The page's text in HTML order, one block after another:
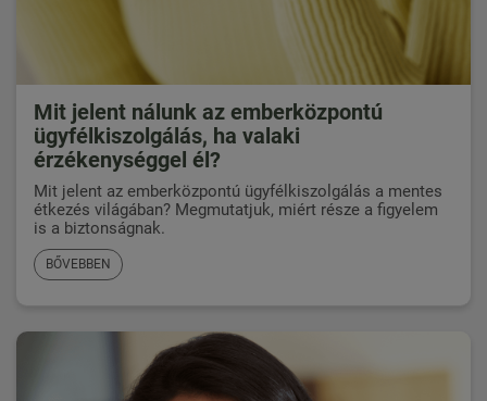
Mit jelent nálunk az emberközpontú
ügyfélkiszolgálás, ha valaki
érzékenységgel él?
Mit jelent az emberközpontú ügyfélkiszolgálás a mentes
étkezés világában? Megmutatjuk, miért része a figyelem
is a biztonságnak.
BŐVEBBEN